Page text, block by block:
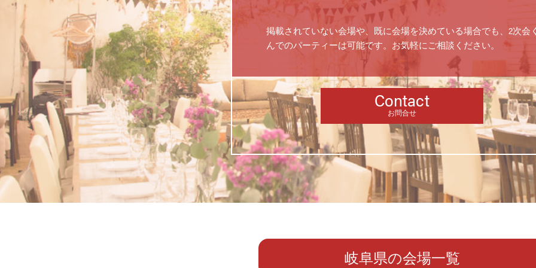
掲載されていない会場や、既に会場を決めている場合でも、2次会
んでのパーティーは可能です。お気軽にご相談ください。
Contact
お問合せ
岐阜県の会場一覧